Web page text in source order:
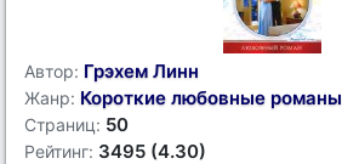
Автор: Грэхем Линн
Жанр: Короткие любовные романы
Страниц: 50
Рейтинг: 3495 (4.30)